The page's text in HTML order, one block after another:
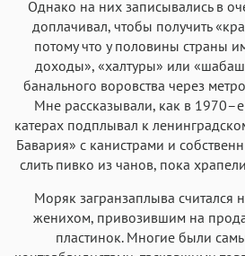
Однако на них записывались в
доплачивал, чтобы получить
потому что у половины страны
доходы», «халтуры» или
банального воровства через
Мне рассказывали, как в
катерах подплывал к
Бавария» с канистрами и
слить пивко из чанов, пока
Моряк загранзаплыва считался
женихом, привозившим на
пластинок. Многие были